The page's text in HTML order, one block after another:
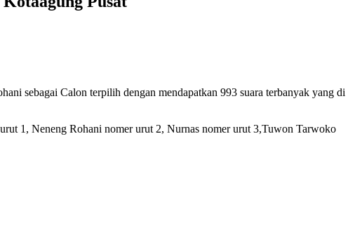
sebagai Calon terpilih dengan mendapatkan 993 suara terbanyak yang di
1, Neneng Rohani nomer urut 2, Nurnas nomer urut 3,Tuwon Tarwoko